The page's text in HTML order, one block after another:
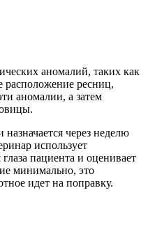
аномалий, таких как
расположение ресниц,
аномалии, а затем
через неделю
использует
пациента и оценивает
минимально, это
идет на поправку.